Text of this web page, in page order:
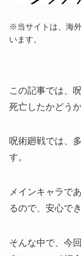
※当サイトは、海
います。
この記事では、
死亡したかどう
呪術廻戦では、
す。
メインキャラで
るので、安心で
そんな中で、今